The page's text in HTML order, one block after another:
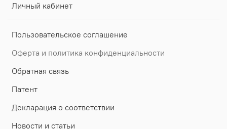
Личный кабинет
Пользовательское соглашение
Оферта и политика конфиденциальности
Обратная связь
Патент
Декларация о соответствии
Новости и статьи